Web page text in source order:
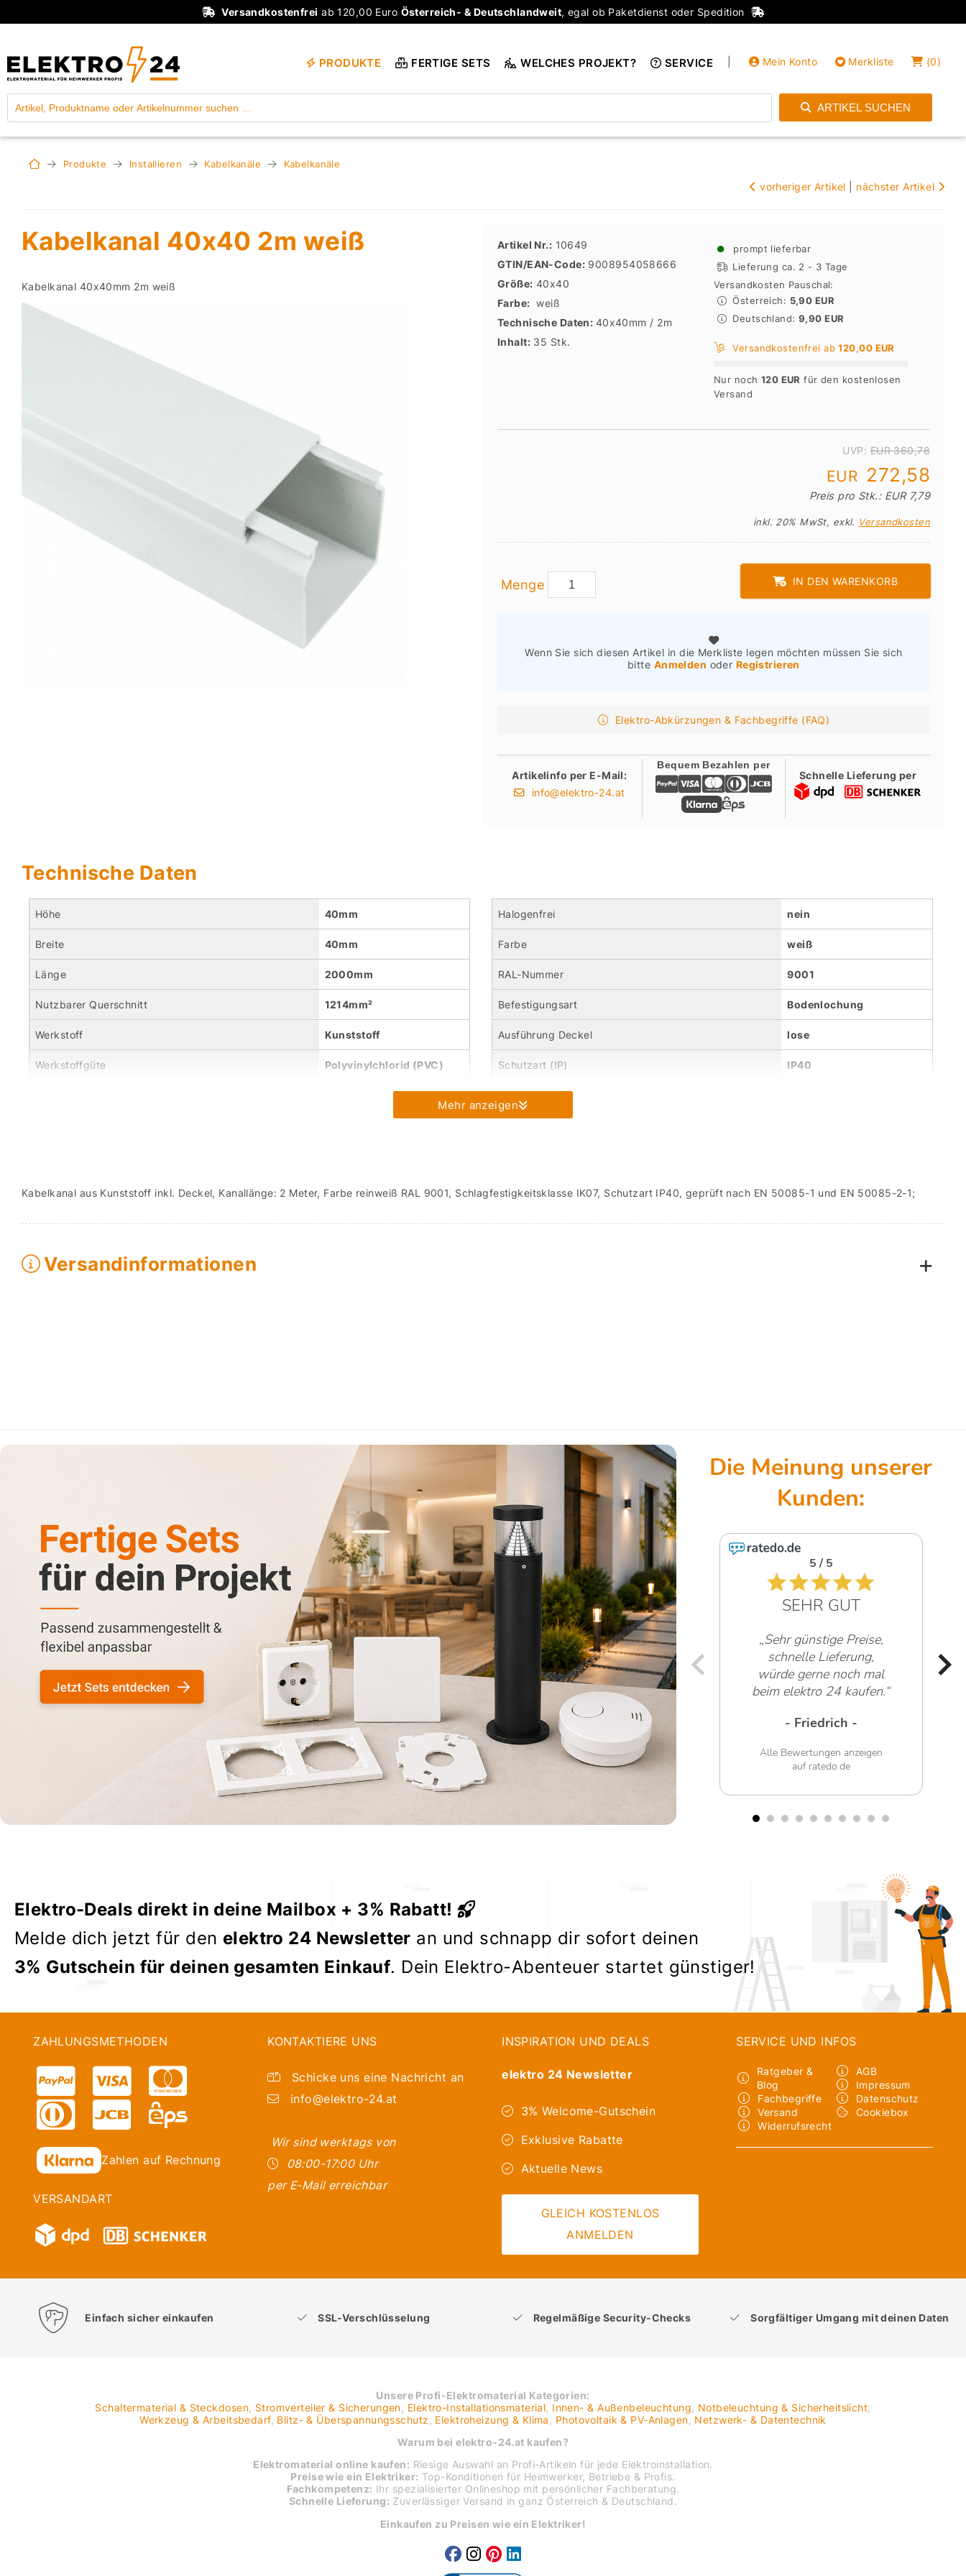
Versandkostenfrei ab 120,00 Euro Österreich- & Deutschlandweit, egal ob Paketdienst oder Spedition
Mein Konto
Einloggen
Merkliste (0)
PRODUKTE FERTIGE SETS WELCHES PROJEKT? SERVICE
ARTIKEL SUCHEN
Produkte Installieren Kabelkanäle Kabelkanäle
vorheriger Artikel nächster Artikel
Kabelkanal 40x40 2m weiß
Kabelkanal 40x40mm 2m weiß
Artikel Nr.: 10649
GTIN/EAN-Code: 9008954058666
Größe: 40x40
Farbe: weiß
Technische Daten: 40x40mm / 2m
Inhalt: 35 Stk.
●
prompt lieferbar
Lieferung ca. 2 - 3 Tage
Versandkosten Pauschal:
Österreich: 5,90 EUR
Deutschland:9,90 EUR
Versandkostenfrei ab120,00 EUR
Nur noch 120 EUR für den kostenlosen
Versand
UVP:EUR 360,78
EUR 272,58
Preis pro Stk.: EUR 7,79
inkl. 20% MwSt, exkl. Versandkosten
Menge IN DEN WARENKORB
Wenn Sie sich diesen Artikel in die Merkliste legen möchten müssen Sie sich
bitte Anmelden oder Registrieren
Elektro-Abkürzungen & Fachbegriffe (FAQ)
Artikelinfo per E-Mail:
info@elektro-24.at
Bequem Bezahlen per
Schnelle Lieferung per
Technische Daten
Höhe 40mm
Breite 40mm
Länge 2000mm
Nutzbarer Querschnitt 1214mm²
Werkstoff Kunststoff
Werkstoffgüte Polyvinylchlorid (PVC)
Halogenfrei nein
Farbe weiß
RAL-Nummer 9001
Befestigungsart Bodenlochung
Ausführung Deckel lose
Schutzart (IP) IP40
Mehr anzeigen
Kabelkanal aus Kunststoff inkl. Deckel, Kanallänge: 2 Meter, Farbe reinweiß RAL 9001, Schlagfestigkeitsklasse IK07, Schutzart IP40, geprüft nach EN 50085-1 und EN 50085-2-1;
Versandinformationen
5 / 5
SEHR GUT
„Sehr günstige Preise,
schnelle Lieferung,
würde gerne noch mal
beim elektro 24 kaufen.“
- Friedrich -
Alle Bewertungen anzeigen
auf ratedo.de
„Sehr freundliche
Mitarbeiter!“
Elektro-Deals direkt in deine Mailbox + 3% Rabatt!
Melde dich jetzt für den elektro 24 Newsletter an und schnapp dir sofort deinen
3% Gutschein für deinen gesamten Einkauf. Dein Elektro-Abenteuer startet günstiger!
ZAHLUNGSMETHODEN
Zahlen auf Rechnung
VERSANDART
KONTAKTIERE UNS
Schicke uns eine Nachricht an
info@elektro-24.at
Wir sind werktags von
08:00-17:00 Uhr
per E-Mail erreichbar
INSPIRATION UND DEALS
elektro 24 Newsletter
3% Welcome-Gutschein
Exklusive Rabatte
Aktuelle News
GLEICH KOSTENLOS
ANMELDEN
SERVICE UND INFOS
Ratgeber &
Blog
Fachbegriffe
Versand
Widerrufsrecht
AGB
Impressum
Datenschutz
Cookiebox
Einfach sicher einkaufen SSL-Verschlüsselung Regelmäßige Security-Checks Sorgfältiger Umgang mit deinen Daten
Unsere Profi-Elektromaterial Kategorien:
Schaltermaterial & Steckdosen, Stromverteiler & Sicherungen Elektro-Installationsmaterial Innen- & Außenbeleuchtung Notbeleuchtung & Sicherheitslicht
Werkzeug & Arbeitsbedarf, Blitz- & Überspannungsschutz Elektroheizung & Klima Photovoltaik & PV-Anlagen Netzwerk- & Datentechnik
Warum bei elektro-24.at kaufen?
Elektromaterial online kaufen: Riesige Auswahl an Profi-Artikeln für jede Elektroinstallation.
Preise wie ein Elektriker: Top-Konditionen für Heimwerker, Betriebe & Profis.
Fachkompetenz: Ihr spezialisierter Onlineshop mit persönlicher Fachberatung.
Schnelle Lieferung: Zuverlässiger Versand in ganz Österreich & Deutschland.
Einkaufen zu Preisen wie ein Elektriker!